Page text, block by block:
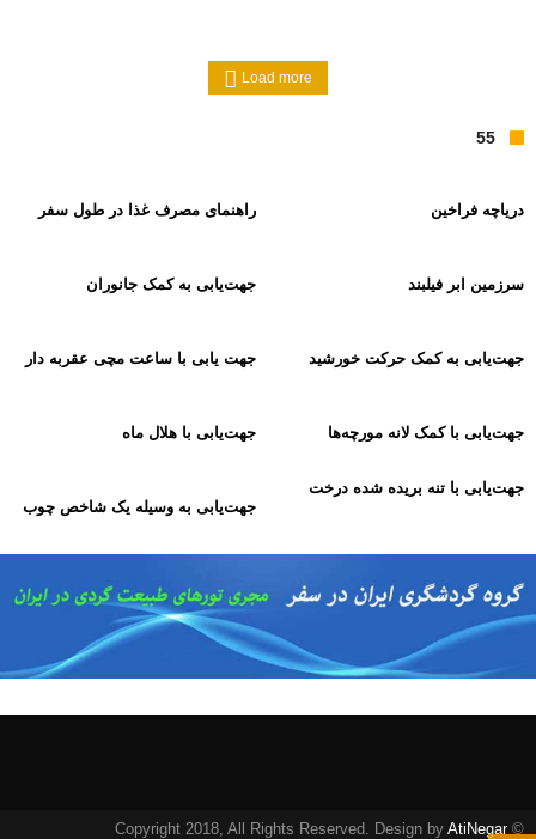
Load more
55
دریاچه فراخین راهنمای مصرف غذا در طول سفر
سرزمین ابر فیلبند جهت‌یابی به کمک جانوران
جهت‌یابی به کمک حرکت خورشید جهت یابی با ساعت مچی عقربه دار
جهت‌یابی با کمک لانه مورچه‌ها جهت‌یابی با هلال ماه
جهت‌یابی با تنه بریده شده درخت
جهت‌یابی به وسیله یک شاخص چوب
© Copyright 2018, All Rights Reserved. Design by
AtiNegar